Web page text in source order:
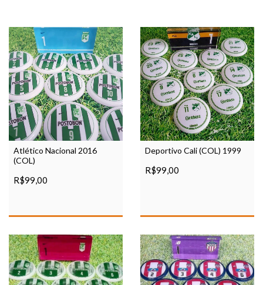
Atlético Nacional 2016
(COL)
R$99,00
Deportivo Cali (COL) 1999
R$99,00